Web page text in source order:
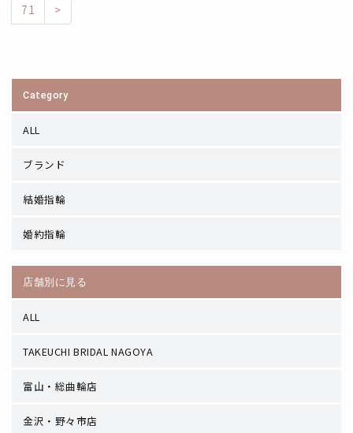
71 >
Category
ALL
ブランド
結婚指輪
婚約指輪
店舗別に見る
ALL
TAKEUCHI BRIDAL NAGOYA
富山・総曲輪店
金沢・野々市店